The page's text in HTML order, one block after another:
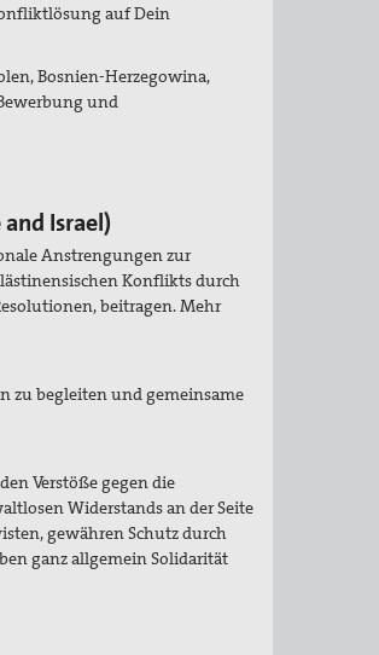
auf Dein
Bosnien-Herzegowina,
und
Israel)
Anstrengungen zur
Konflikts durch
beitragen. Mehr
zu begleiten und gemeinsame
Verstöße gegen die
Widerstands an der Seite
gewähren Schutz durch
ganz allgemein Solidarität